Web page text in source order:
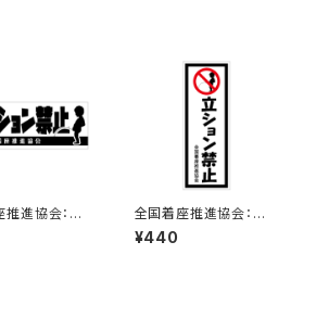
進協会：立
止ステッカー
全国着座推進協会：立
ちション禁止ステッカー
11C
¥440